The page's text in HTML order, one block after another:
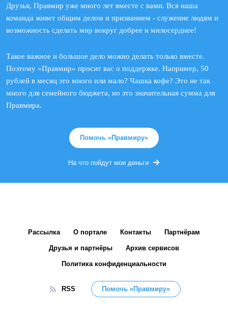
Друзья, Правмир уже много лет вместе с вами. Вся наша
команда живет общим делом и призванием - служение людям и
возможность сделать мир вокруг добрее и милосерднее!
Такое важное и большое дело можно делать только вместе.
Поэтому «Правмир» просит вас о поддержке. Например, 50
рублей в месяц это много или мало? Чашка кофе? Это не так
много для семейного бюджета, но это значительная сумма для
Правмира.
Помочь «Правмиру»
На что пойдут мои деньги
Рассылка О портале Контакты Партнёрам
Друзья и партнёры Архив сервисов
Политика конфиденциальности
RSS Помочь «Правмиру»